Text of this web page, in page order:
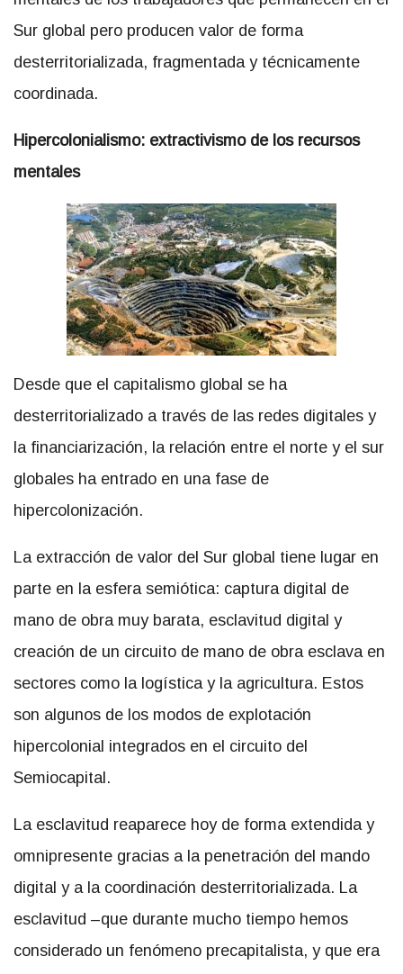
Sur global pero producen valor de forma
desterritorializada, fragmentada y técnicamente
coordinada.
Hipercolonialismo: extractivismo de los recursos
mentales
Desde que el capitalismo global se ha
desterritorializado a través de las redes digitales y
la financiarización, la relación entre el norte y el sur
globales ha entrado en una fase de
hipercolonización.
La extracción de valor del Sur global tiene lugar en
parte en la esfera semiótica: captura digital de
mano de obra muy barata, esclavitud digital y
creación de un circuito de mano de obra esclava en
sectores como la logística y la agricultura. Estos
son algunos de los modos de explotación
hipercolonial integrados en el circuito del
Semiocapital.
La esclavitud reaparece hoy de forma extendida y
omnipresente gracias a la penetración del mando
digital y a la coordinación desterritorializada. La
esclavitud –que durante mucho tiempo hemos
considerado un fenómeno precapitalista, y que era